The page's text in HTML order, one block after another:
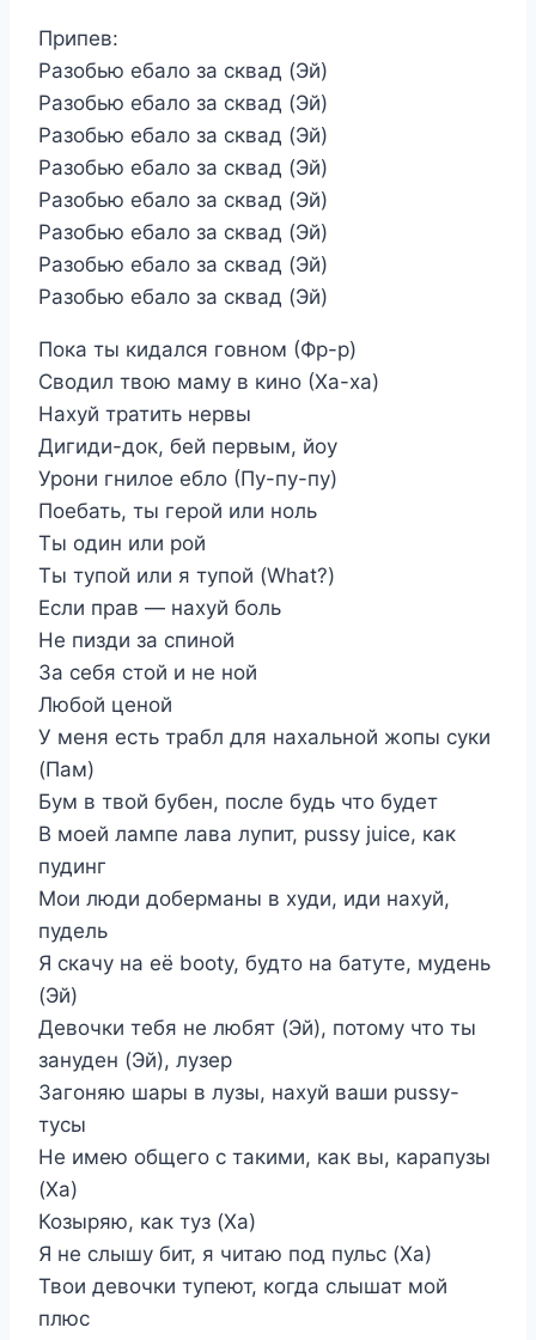
Припев:
Разобью ебало за сквад (Эй)
Разобью ебало за сквад (Эй)
Разобью ебало за сквад (Эй)
Разобью ебало за сквад (Эй)
Разобью ебало за сквад (Эй)
Разобью ебало за сквад (Эй)
Разобью ебало за сквад (Эй)
Разобью ебало за сквад (Эй)
Пока ты кидался говном (Фр-р)
Сводил твою маму в кино (Ха-ха)
Нахуй тратить нервы
Дигиди-док, бей первым, йоу
Урони гнилое ебло (Пу-пу-пу)
Поебать, ты герой или ноль
Ты один или рой
Ты тупой или я тупой (What?)
Если прав — нахуй боль
Не пизди за спиной
За себя стой и не ной
Любой ценой
У меня есть трабл для нахальной жопы суки
(Пам)
Бум в твой бубен, после будь что будет
В моей лампе лава лупит, pussy juice, как
пудинг
Мои люди доберманы в худи, иди нахуй,
пудель
Я скачу на её booty, будто на батуте, мудень
(Эй)
Девочки тебя не любят (Эй), потому что ты
зануден (Эй), лузер
Загоняю шары в лузы, нахуй ваши pussy-
тусы
Не имею общего с такими, как вы, карапузы
(Ха)
Козыряю, как туз (Ха)
Я не слышу бит, я читаю под пульс (Ха)
Твои девочки тупеют, когда слышат мой
плюс